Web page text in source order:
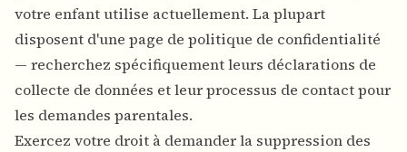
votre enfant utilise actuellement. La plupart
disposent d'une page de politique de confidentialité
— recherchez spécifiquement leurs déclarations de
collecte de données et leur processus de contact pour
les demandes parentales.
Exercez votre droit à demander la suppression des